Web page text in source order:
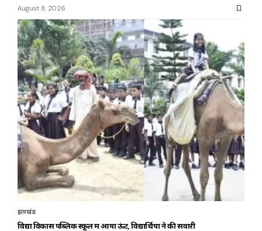
August 8, 2026
झारखंड
विद्या विकास पब्लिक स्कूल में आया ऊंट, विद्यार्थियों ने की सवारी